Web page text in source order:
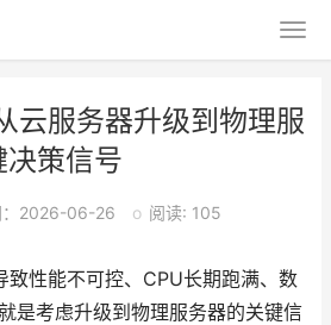
云服务器升级到物理服
策信号
：2026-06-26 o 阅读: 105
致性能不可控、CPU长期跑满、数
是考虑升级到物理服务器的关键信